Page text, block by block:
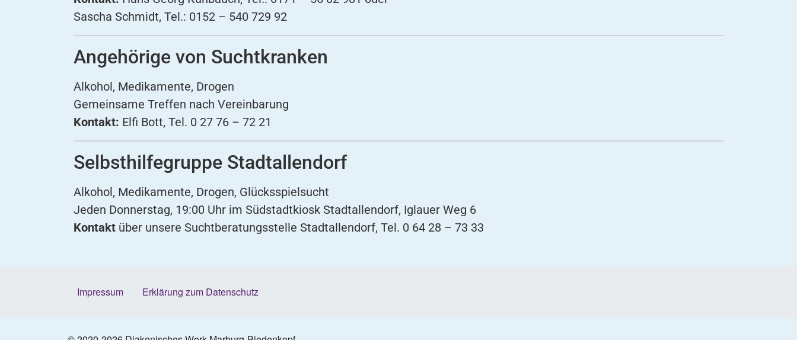
Sascha Schmidt, Tel.: 0152 – 540 729 92
Angehörige von Suchtkranken
Alkohol, Medikamente, Drogen
Gemeinsame Treffen nach Vereinbarung
Kontakt: Elfi Bott, Tel. 0 27 76 – 72 21
Selbsthilfegruppe Stadtallendorf
Alkohol, Medikamente, Drogen, Glücksspielsucht
Jeden Donnerstag, 19:00 Uhr im Südstadtkiosk Stadtallendorf, Iglauer Weg 6
Kontakt über unsere Suchtberatungsstelle Stadtallendorf, Tel. 0 64 28 – 73 33
Impressum Erklärung zum Datenschutz